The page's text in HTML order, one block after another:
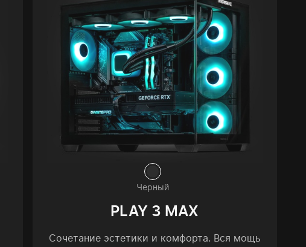
Черный
PLAY 3 MAX
Сочетание эстетики и комфорта. Вся мощь